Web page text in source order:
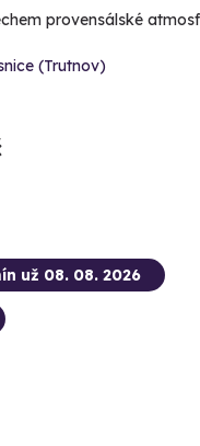
provensálské
(Trutnov)
už 08. 08. 2026